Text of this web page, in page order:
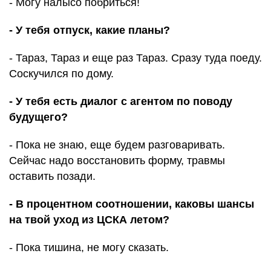
- Могу налысо побриться!
- У тебя отпуск, какие планы?
- Тараз, Тараз и еще раз Тараз. Сразу туда поеду.
Соскучился по дому.
- У тебя есть диалог с агентом по поводу
будущего?
- Пока не знаю, еще будем разговаривать.
Сейчас надо восстановить форму, травмы
оставить позади.
- В процентном соотношении, каковы шансы
на твой уход из ЦСКА летом?
- Пока тишина, не могу сказать.